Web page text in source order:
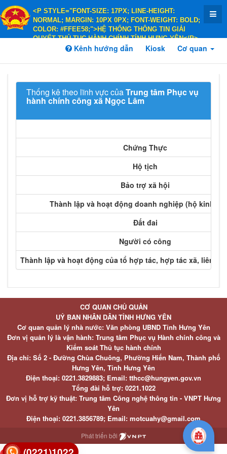
<P STYLE="FONT-SIZE: 17PX; LINE-HEIGHT:
NORMAL; MARGIN: 10PX 0PX; FONT-WEIGHT: BOLD;
COLOR: #FFEE58;">HỆ THỐNG THÔNG TIN GIẢI
QUYẾT THỦ TỤC HÀNH CHÍNH TỈNH HƯNG YÊN</P>
<P STYLE="FONT-SIZE: 14PX; LINE-HEIGHT:
COLOR: #FFEE58;">HÀNH CHÍNH PHỤC VỤ</P>
Kênh hướng dẫn Kiosk Cơ quan
Thống kê theo lĩnh vực củaTrung tâm Phục vụ
hành chính công xã Ngọc Lâm
Chứng Thực
Hộ tịch
Bảo trợ xã hội
Thành lập và hoạt động doanh nghiệp (hộ kinh
Đất đai
Người có công
Thành lập và hoạt động của tổ hợp tác, hợp tác xã, liên
CƠ QUAN CHỦ QUẢN
UỶ BAN NHÂN DÂN TỈNH HƯNG YÊN
Cơ quan quản lý nhà nước: Văn phòng UBND Tỉnh Hưng Yên
Đơn vị quản lý là vận hành: Trung tâm Phục vụ Hành chính công và
Kiểm soát Thủ tục hành chính
Địa chỉ: Số 2 - Đường Chùa Chuông, Phường Hiến Nam, Thành phố
Hưng Yên, Tỉnh Hưng Yên
Điện thoại: 0221.3829883; Email: tthcc@hungyen.gov.vn
Tổng đài hỗ trợ: 0221.1022
Đơn vị hỗ trợ kỹ thuật: Trung tâm Công nghệ thông tin - VNPT Hưng
Yên
Điện thoại: 0221.3856789; Email: motcuahy@gmail.com
Phát triển bởi